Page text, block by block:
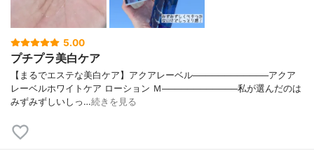
5.00
プチプラ美白ケア
【まるでエステな美白ケア】アクアレーベル────────────アクア
レーベルホワイトケア ローション Ｍ────────────私が選んだのは
みずみずしいしっ…続きを見る